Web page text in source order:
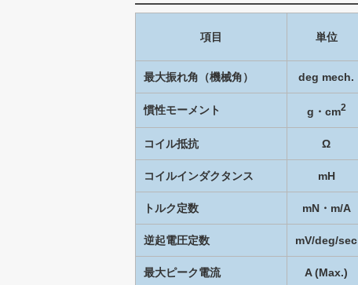
項目 単位
最大振れ角（機械角） deg mech.
慣性モーメント g・cm2
コイル抵抗 Ω
コイルインダクタンス mH
トルク定数 mN・m/A
逆起電圧定数 mV/deg/sec
最大ピーク電流 A (Max.)